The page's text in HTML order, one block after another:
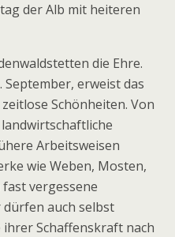
der Alb mit heiteren
die Ehre.
September, erweist das
Schönheiten. Von
Arbeitsweisen
wie Weben, Mosten,
vergessene
auch selbst
Schaffenskraft nach